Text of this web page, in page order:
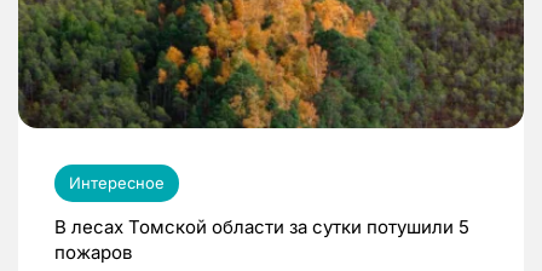
Интересное
В лесах Томской области за сутки потушили 5
пожаров